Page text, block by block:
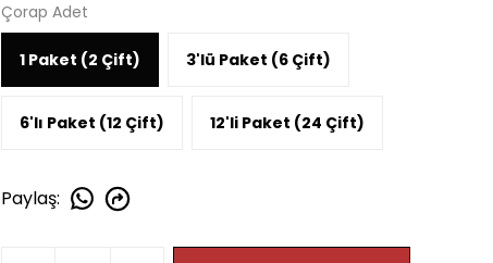
Çorap Adet
1 Paket (2 Çift) 3'lü Paket (6 Çift)
6'lı Paket (12 Çift) 12'li Paket (24 Çift)
Paylaş: